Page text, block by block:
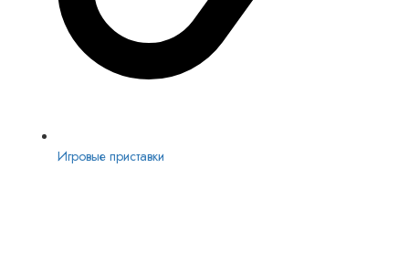
Игровые приставки